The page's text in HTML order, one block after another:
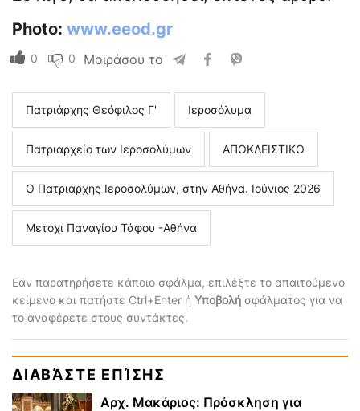
Photo: www.eeod.gr
0 0 Μοιράσου το
Πατριάρχης Θεόφιλος Γ' Ιεροσόλυμα
Πατριαρχείο των Ιεροσολύμων ΑΠΟΚΛΕΙΣΤΙΚΟ
Ο Πατριάρχης Ιεροσολύμων, στην Αθήνα. Ιούνιος 2026
Μετόχι Παναγίου Τάφου -Αθήνα
Εάν παρατηρήσετε κάποιο σφάλμα, επιλέξτε το απαιτούμενο
κείμενο και πατήστε Ctrl+Enter ή Υποβολή σφάλματος για να
το αναφέρετε στους συντάκτες.
ΔΙΑΒΆΣΤΕ ΕΠΊΣΗΣ
Αρχ. Μακάριος: Πρόσκληση για